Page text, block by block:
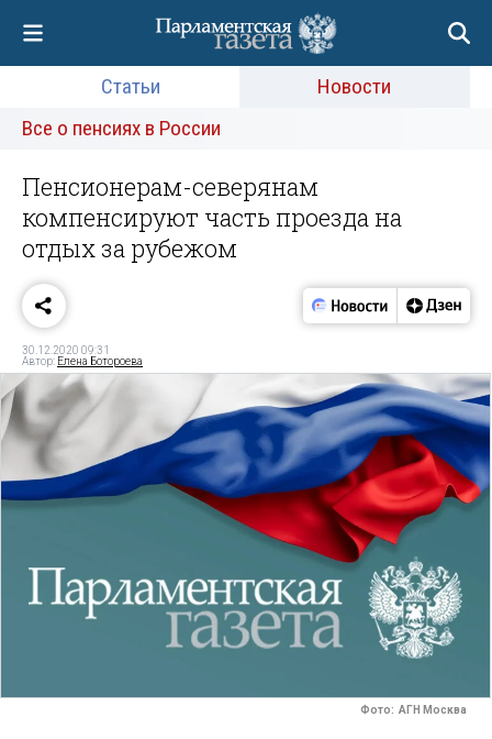
Статьи
Новости
Все о пенсиях в России
Пенсионерам-северянам
компенсируют часть проезда на
отдых за рубежом
30.12.2020 09:31
Автор: Елена Ботороева
Фото: АГН Москва